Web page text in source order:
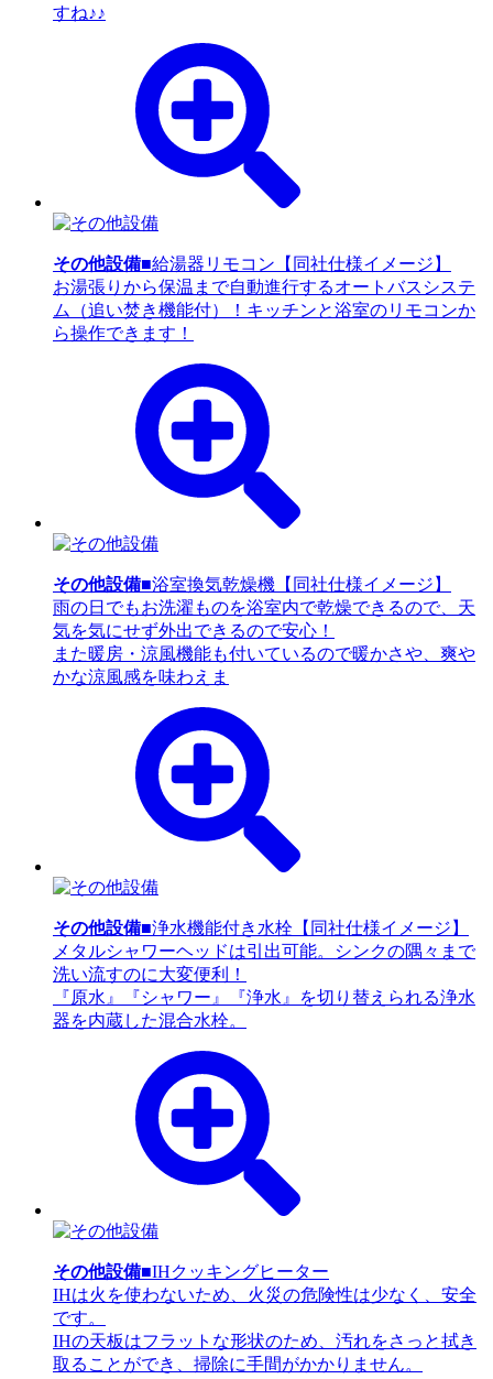
すね♪♪
その他設備■給湯器リモコン【同社仕様イメージ】
お湯張りから保温まで自動進行するオートバスシステ
ム（追い焚き機能付）！キッチンと浴室のリモコンか
ら操作できます！
その他設備■浴室換気乾燥機【同社仕様イメージ】
雨の日でもお洗濯ものを浴室内で乾燥できるので、天
気を気にせず外出できるので安心！
また暖房・涼風機能も付いているので暖かさや、爽や
かな涼風感を味わえま
その他設備■浄水機能付き水栓【同社仕様イメージ】
メタルシャワーヘッドは引出可能。シンクの隅々まで
洗い流すのに大変便利！
『原水』『シャワー』『浄水』を切り替えられる浄水
器を内蔵した混合水栓。
その他設備■IHクッキングヒーター
IHは火を使わないため、火災の危険性は少なく、安全
です。
IHの天板はフラットな形状のため、汚れをさっと拭き
取ることができ、掃除に手間がかかりません。